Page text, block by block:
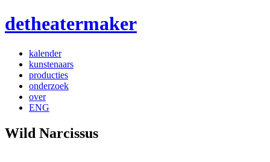
detheatermaker
kalender
kunstenaars
producties
onderzoek
over
ENG
Wild Narcissus